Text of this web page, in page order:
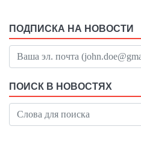
ПОДПИСКА НА НОВОСТИ
ПОИСК В НОВОСТЯХ